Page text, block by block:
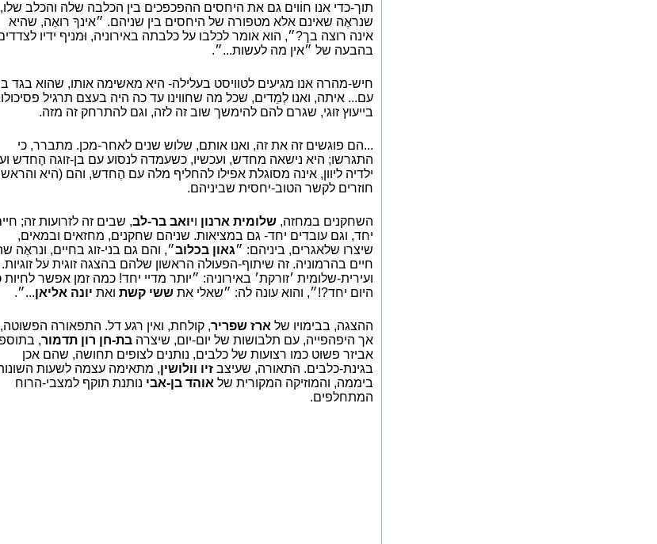
תוך-כדי אנו חוֹוים גם את היחסים ההפכפכים בין הכלבה שלה והכלב שלו,
שנראֶה שאינם אלא מטפורה של היחסים בין שניהם. ״אינךָ רואֶה, שהיא
אינה רוצה בך?״, הוא אומר לכלבו על כלבתה באירוניה, וּמניף ידיו
בהבעה של ״אין מה לעשות...״.
חיש-מהרה אנו מגיעים לטוויסט בעלילה- היא מאשימה אותו, שהוא בגד
עם... איתה, ואנו לְמֵדים, שכל מה שחווינו עד כה היה בעצם תרגיל
בייעוץ זוגי, שגרם להם להימשך שוב זה לזה, וגם להתרחק זה מזה.
...הם פוגשים זה את זה, ואנו אותם, שלוש שנים לאחר-מכן. מתברר, כי
התגרשו; היא נישאה מחדש, ועכשיו, כשעמדה לנסוע עם בן-זוגה הֶחדש
ילדיה ליוון, אינה מסוגלת אפילו להחליף מלה עם הֶחדש, והם (היא
חוזרים לקשר הטוב-יחסית שביניהם.
השחקנים במחזה, שלומית ארנון ויואב בר-לב, שבים זה לזרועות זה;
יחד, וגם עובדים יחד- גם במציאות. שניהם שחקנים, מחזאים ובמאים,
שיצרו שלאגרים, ביניהם: ״גאון בכלוב״, והם גם בני-זוג בחיים, ונראֶה
חיים בהרמוניה. זה שיתוף-הפעולה הראשון שלהם בהצגה זוגית על זוגיות.
ועירית-שלומית ׳זורקת׳ באירוניה: ״יותר מדיי יחד! כמה זמן אפשר לחיות
היום יחד?!״, והוא עונה לה: ״שאלי את ששי קשת ואת יונה אליאן...״.
ההצגה, בבימויו של ארז שפריר, קולחת, ואין רגע דל. התפאורה הפשוטה,
אך היפהפייה, עם תלבושות של יום-יום, שיצרה בת-חן רון תדמור,
אביזר פשוט כמו רצועות של כלבים, נותנים לצופים תחושה, שהם אכן
בגינת-כלבים. התאורה, שעיצב זיו וולושין, מתאימה עצמה לשעות
ביממה, והמוזיקה המקורית של אוהד בן-אבי נותנת תוקף למצבי-הרוח
המתחלפים.